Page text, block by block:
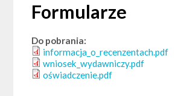
Formularze
Do pobrania:
informacja_o_recenzentach.pdf
wniosek_wydawniczy.pdf
oświadczenie.pdf